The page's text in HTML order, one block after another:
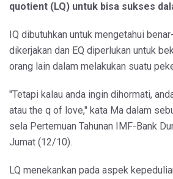
quotient (LQ) untuk bisa sukses
IQ dibutuhkan untuk mengetahui
dikerjakan dan EQ diperlukan untuk
orang lain dalam melakukan suatu
"Tetapi kalau anda ingin dihormati,
atau the q of love," kata Ma dalam
sela Pertemuan Tahunan IMF-Bank
Jumat (12/10).
LQ menekankan pada aspek